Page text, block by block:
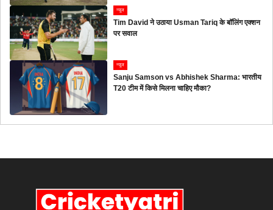
न्यूज
Tim David ने उठाया Usman Tariq के बॉलिंग एक्शन
पर सवाल
न्यूज
Sanju Samson vs Abhishek Sharma: भारतीय
T20 टीम में किसे मिलना चाहिए मौका?